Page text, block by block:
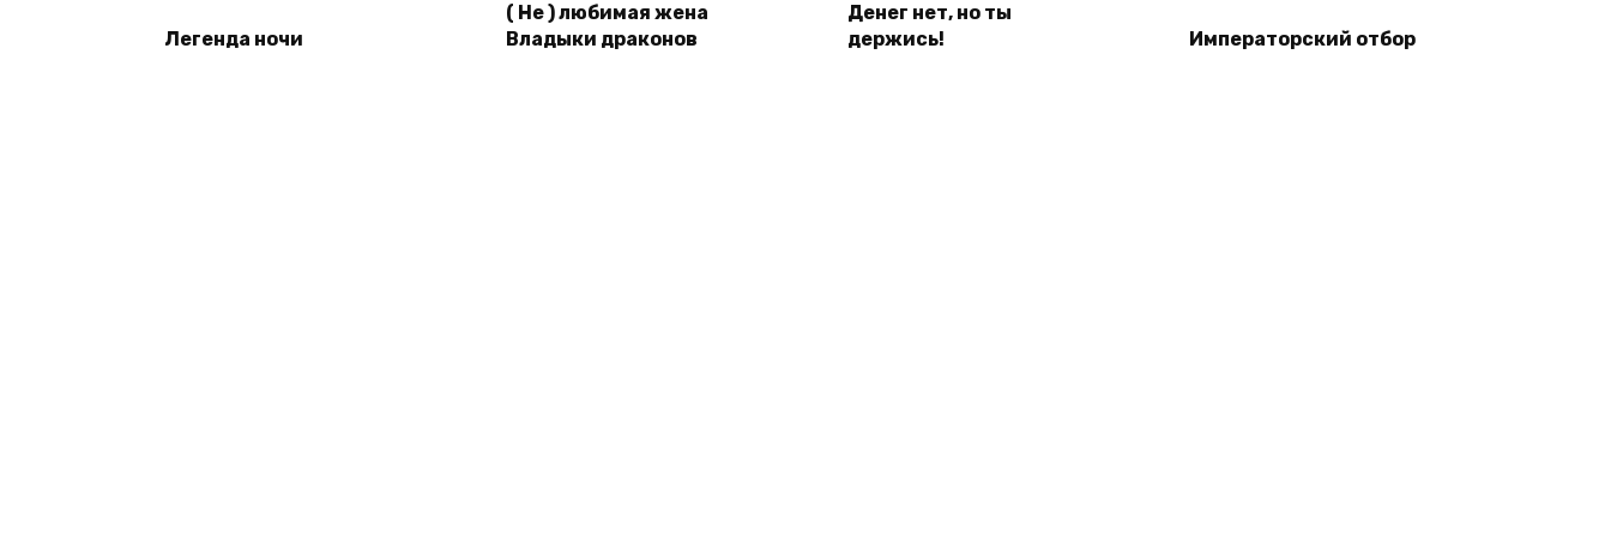
Легенда ночи
( Не ) любимая жена
Владыки драконов
Денег нет, но ты
держись!
Императорский отбор